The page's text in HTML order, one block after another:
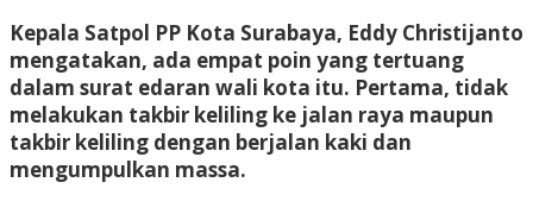
Kepala Satpol PP Kota Surabaya, Eddy Christijanto
mengatakan, ada empat poin yang tertuang
dalam surat edaran wali kota itu. Pertama, tidak
melakukan takbir keliling ke jalan raya maupun
takbir keliling dengan berjalan kaki dan
mengumpulkan massa.